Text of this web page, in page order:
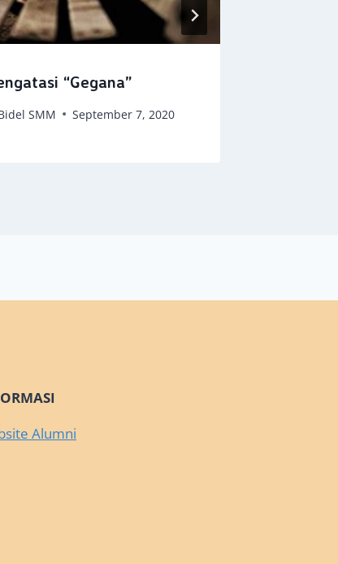
“Gegana”
SMM September 7, 2020
Alumni